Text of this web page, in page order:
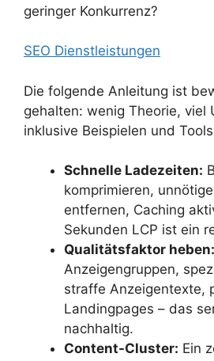
geringer Konkurrenz?
SEO Dienstleistungen
Die folgende Anleitung ist
gehalten: wenig Theorie, viel
inklusive Beispielen und
Schnelle Ladezeiten:
komprimieren,
entfernen, Caching
Sekunden LCP ist ein
Qualitätsfaktor heben:
Anzeigengruppen,
straffe Anzeigentexte,
Landingpages – das
nachhaltig.
Content-Cluster: Ein